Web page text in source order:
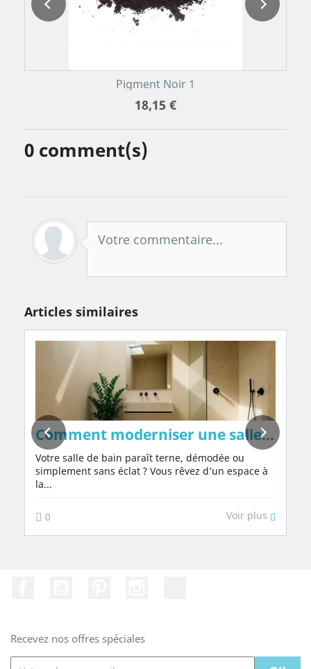
Pigment Noir 1
18,15 €
0 comment(s)
Votre commentaire...
Articles similaires
murs de façon naturelle, sans
Comment moderniser une salle de
Votre salle de bain paraît terne, démodée ou
simplement sans éclat ? Vous rêvez d’un espace à
la...
0 Voir plus
Recevez nos offres spéciales